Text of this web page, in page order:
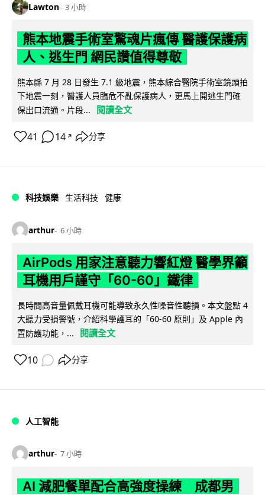
Lawton 3 小時
熊本地震手術室驚魂片瘋傳 醫護保護病
人、逃生門 網民讚值得尊敬
熊本縣 7 月 28 日發生 7.1 級地震，熊本綜合醫院手術室鏡頭拍
下地震一刻，醫護人員臨危不亂保護病人，更馬上開逃生門確
保出口流通。片段...
閱讀全文
41 14 ↗ 分享
科技娛樂 生活科技 健康
arthur 6 小時
AirPods 用家注意聽力響紅燈 醫學界籲
耳機用戶謹守「60-60」鐵律
長時間高音量佩戴耳機可能導致永久性噪音性聽損。本文盤點 4
大聽力受損警號，介紹科學護耳的「60-60 原則」及 Apple 內
置防護功能，...
閱讀全文
10 分享
人工智能
arthur 7 小時
AI 減肥餐單配合高強度操練 成都男